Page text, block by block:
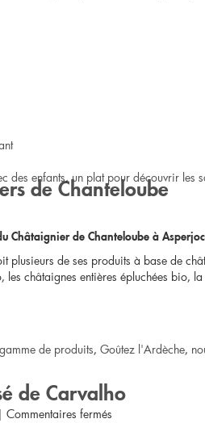
des enfants,un plat pour découvrir les
de Chanteloube
Châtaignier de Chanteloube à
plusieurs de ses produits à base de
châtaignes entières épluchées bio,
gamme de produits, Goûtez l'Ardèche,
| Commentaires fermés
de Carvalho